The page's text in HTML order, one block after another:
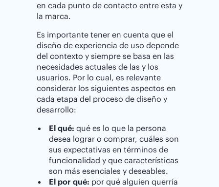
en cada punto de contacto entre esta y
la marca.
Es importante tener en cuenta que el
diseño de experiencia de uso depende
del contexto y siempre se basa en las
necesidades actuales de las y los
usuarios. Por lo cual, es relevante
considerar los siguientes aspectos en
cada etapa del proceso de diseño y
desarrollo:
El qué: qué es lo que la persona
desea lograr o comprar, cuáles son
sus expectativas en términos de
funcionalidad y que características
son más esenciales y deseables.
El por qué: por qué alguien querría